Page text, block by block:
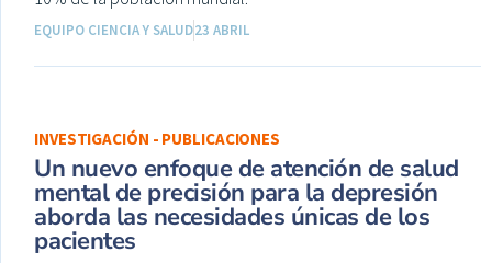
EQUIPO CIENCIA Y SALUD23 ABRIL
INVESTIGACIÓN - PUBLICACIONES
Un nuevo enfoque de atención de salud
mental de precisión para la depresión
aborda las necesidades únicas de los
pacientes